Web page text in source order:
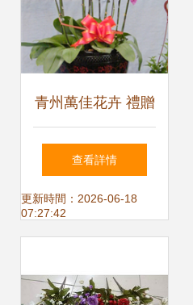
青州萬佳花卉 禮贈
自然之美，花卉傳
遞溫情
查看詳情
更新時間：2026-06-18
07:27:42